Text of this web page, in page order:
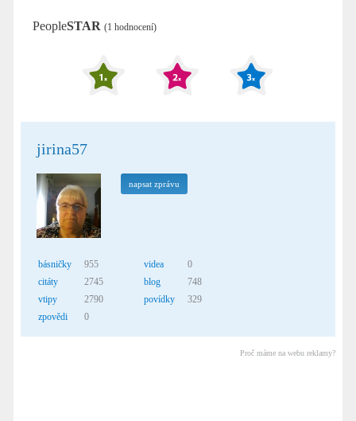
PeopleSTAR (1 hodnocení)
jirina57
napsat zprávu
básničky
955
citáty
2745
vtipy
2790
zpovědi
0
videa
0
blog
748
povídky
329
Proč máme na webu reklamy?